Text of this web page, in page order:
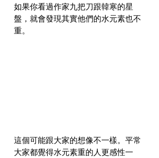
如果你看過作家九把刀跟韓寒的星
盤，就會發現其實他們的水元素也不
重。
這個可能跟大家的想像不一樣。平常
大家都覺得水元素重的人更感性一